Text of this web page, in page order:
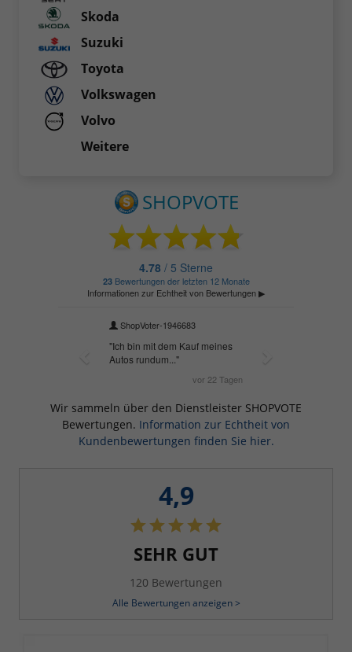
Skoda
Suzuki
Toyota
Volkswagen
Volvo
Weitere
Wir sammeln über den Dienstleister SHOPVOTE
Bewertungen. Information zur Echtheit von
Kundenbewertungen finden Sie hier.
4,9
SEHR GUT
120 Bewertungen
Alle Bewertungen anzeigen >